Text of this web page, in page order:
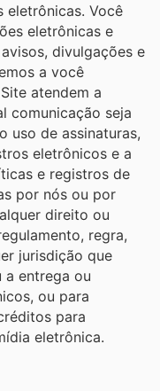
eletrônicas. Você
eletrônicas e
divulgações e
a você
atendem a
comunicação seja
uso de assinaturas,
eletrônicos e a
e registros de
por nós ou por
direito ou
regra,
jurisdição que
a entrega ou
ou para
para
eletrônica.